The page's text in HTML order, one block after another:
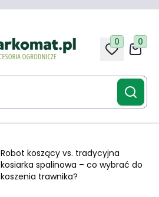
0 0
Robot koszący vs. tradycyjna
kosiarka spalinowa – co wybrać do
koszenia trawnika?